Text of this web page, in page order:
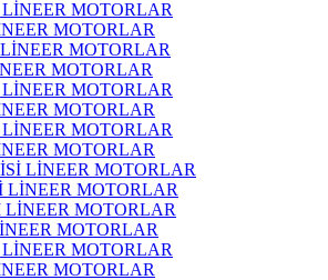
MOTORLAR
MOTORLAR
MOTORLAR
MOTORLAR
LİNEER MOTORLAR
MOTORLAR
MOTORLAR